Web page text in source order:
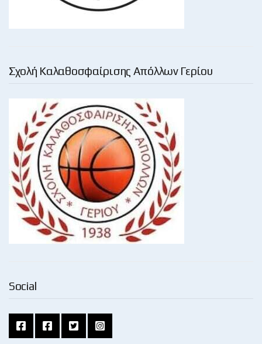
Σχολή Καλαθοσφαίρισης Απόλλων Γερίου
Social